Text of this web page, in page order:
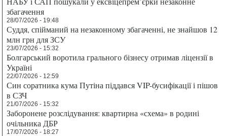
збагачення
28/07/2026 - 19:48
Суддя, спійманий на незаконному збагаченні, не знайшов 12
млн грн для ЗСУ
23/07/2026 - 15:32
Болгарський воротила грального бізнесу отримав ліцензії в
Україні
22/07/2026 - 12:59
Син соратника кума Путіна піддався VIP-бусифікації і пішов
в СЗЧ
21/07/2026 - 15:32
Заборонене розслідування: квартирна «схема» в родині
очільника ДБР
17/07/2026 - 18:27